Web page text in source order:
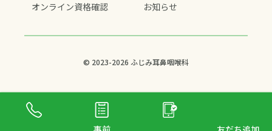
オンライン資格確認 お知らせ
© 2023-2026 ふじみ耳鼻咽喉科